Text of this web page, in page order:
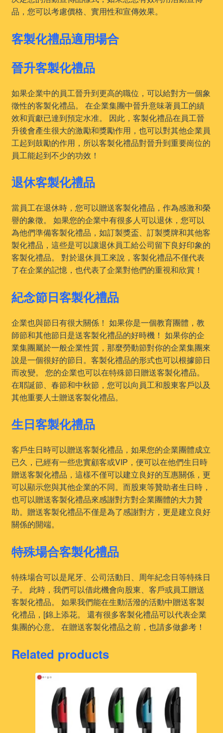
品，您可以考慮價格、實用性和宣傳效果。
客製化禮品適用場合
晉升客製化禮品
如果企業中的員工晉升到更高的職位，可以給對方一個象
徵性的客製化禮品。 在企業集團中晉升意味著員工的績
效和貢獻已達到預定水准。 因此，客製化禮品在員工晉
升後會產生很大的激勵和獎勵作用，也可以對其他企業員
工起到鼓勵的作用，所以客製化禮品對晉升到重要崗位的
員工能起到不少的功效！
退休客製化禮品
當員工在退休時，您可以贈送客製化禮品，作為感激和榮
譽的象徵。 如果您的企業中有很多人可以退休，您可以
為他們準備客製化禮品，如訂製獎盃、訂製獎牌和其他客
製化禮品，這些是可以讓退休員工給公司留下良好印象的
客製化禮品。 對於退休員工來說，客製化禮品不僅代表
了在企業的記憶，也代表了企業對他們的重視和欣賞！
紀念節日客製化禮品
企業也與節日有很大關係！ 如果你是一個教育團體，教
師節和其他節日是送客製化禮品的好時機！ 如果你的企
業集團屬於一般企業性質，那麼勞動節對你的企業集團來
說是一個很好的節日。客製化禮品的形式也可以根據節日
而改變。 您的企業也可以在特殊節日贈送客製化禮品。
在耶誕節、春節和中秋節，您可以向員工和股東客戶以及
其他重要人士贈送客製化禮品。
生日客製化禮品
客戶生日時可以贈送客製化禮品，如果您的企業團體成立
已久，已經有一些忠實顧客或VIP，便可以在他們生日時
贈送客製化禮品，這樣不僅可以建立良好的互惠關係，更
可以顯示您與其他企業的不同。而股東等贊助者生日時，
也可以贈送客製化禮品來感謝對方對企業團體的大力贊
助。贈送客製化禮品不僅是為了感謝對方，更是建立良好
關係的開端。
特殊場合客製化禮品
特殊場合可以是尾牙、公司活動日、周年紀念日等特殊日
子。 此時，我們可以借此機會向股東、客戶或員工贈送
客製化禮品。 如果我們能在生動活潑的活動中贈送客製
化禮品，[錦上添花。 還有很多客製化禮品可以代表企業
集團的心意。 在贈送客製化禮品之前，也請多做參考！
Related products